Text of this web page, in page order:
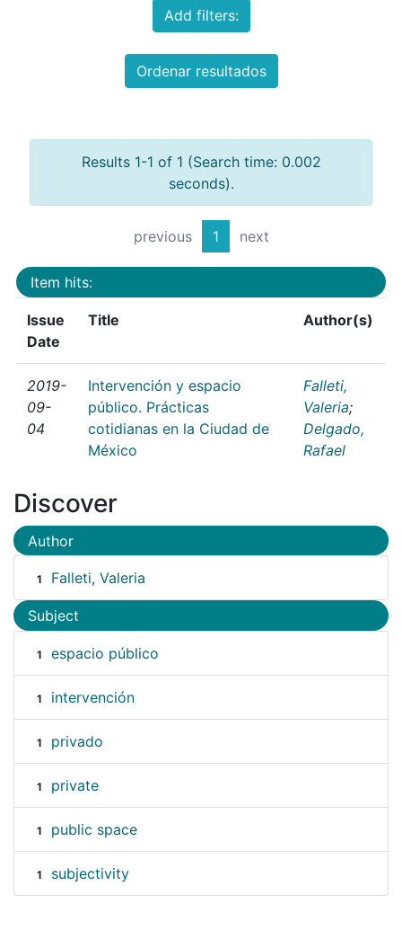
Add filters:
Ordenar resultados
Results 1-1 of 1 (Search time: 0.002
seconds).
previous 1 next
Item hits:
Issue
Date
Title Author(s)
2019-
09-
04
Intervención y espacio
público. Prácticas
cotidianas en la Ciudad de
México
Falleti,
Valeria;
Delgado,
Rafael
Discover
Author
1 Falleti, Valeria
Subject
1 espacio público
1 intervención
1 privado
1 private
1 public space
1 subjectivity